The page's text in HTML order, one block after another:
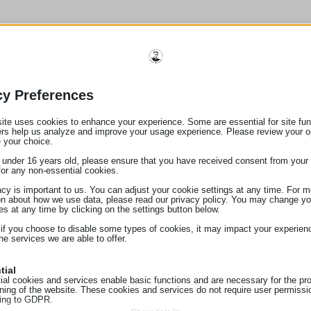
του Ν. 5221/2025 (Α΄133) επήλθαν
οι πράξεις σφράγισης, αποσφράγισης και απογραφής
ή διαταγής που εκδίδεται με την διαδικασία των
πλέον από τον δικαστικό επιμελητή.
αποτελεί η πράξη της απογραφής θυρίδας
όταν αυτή διενεργείται αποκλειστικά με την
περίπτωση, ο συμβολαιογράφος, δυνάμει του Κώδικα
(άρθρο 1), ενεργεί κατόπιν εντολής και με επιμέλεια
ελέγξει την ταυτότητα και την ιδιότητά τους,
του εκτιμητή ως προς το περιεχόμενο και την
έκθεση απογραφής και ασκεί την δέουσα
στην περίπτωση αυτή, κατά το άνοιγμα της
Preferences
uses cookies to enhance your experience. Some are essential for site
help us analyze and improve your usage experience. Please review your
choice.
16 years old, please ensure that you have received consent from your
any non-essential cookies.
is important to us. You can adjust your cookie settings at any time. For
about how we use data, please read our privacy policy. You may change
at any time by clicking on the settings button below.
you choose to disable some types of cookies, it may impact your
services we are able to offer.
cookies and services enable basic functions and are necessary for the
of the website. These cookies and services do not require user
to GDPR.